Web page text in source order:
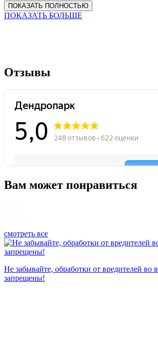
ПОКАЗАТЬ ПОЛНОСТЬЮ
ПОКАЗАТЬ БОЛЬШЕ
Отзывы
Вам может понравиться
смотреть все
Не забывайте, обработки от вредителей во
запрещены!